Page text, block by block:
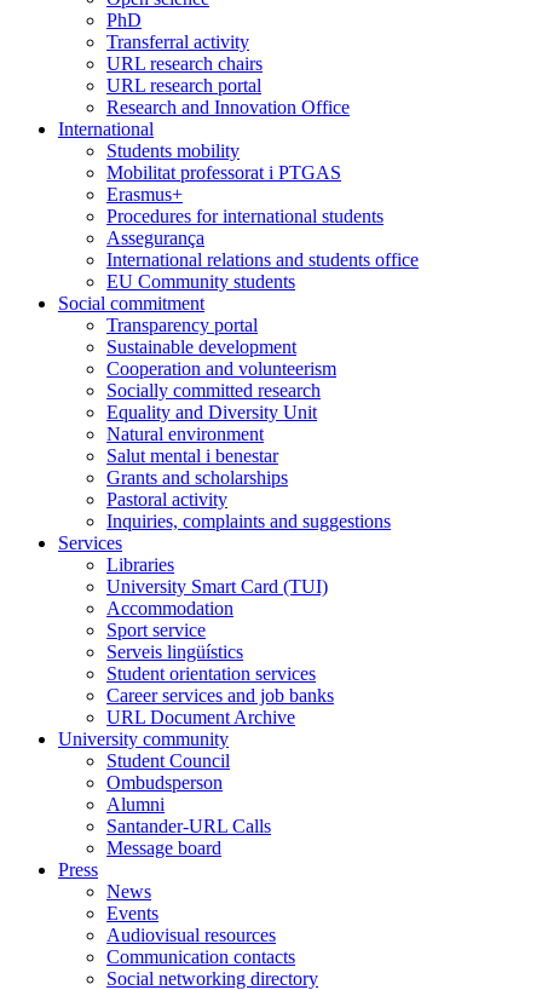
PhD
Transferral activity
URL research chairs
URL research portal
Research and Innovation Office
International
Students mobility
Mobilitat professorat i PTGAS
Erasmus+
Procedures for international students
Assegurança
International relations and students office
EU Community students
Social commitment
Transparency portal
Sustainable development
Cooperation and volunteerism
Socially committed research
Equality and Diversity Unit
Natural environment
Salut mental i benestar
Grants and scholarships
Pastoral activity
Inquiries, complaints and suggestions
Services
Libraries
University Smart Card (TUI)
Accommodation
Sport service
Serveis lingüístics
Student orientation services
Career services and job banks
URL Document Archive
University community
Student Council
Ombudsperson
Alumni
Santander-URL Calls
Message board
Press
News
Events
Audiovisual resources
Communication contacts
Social networking directory